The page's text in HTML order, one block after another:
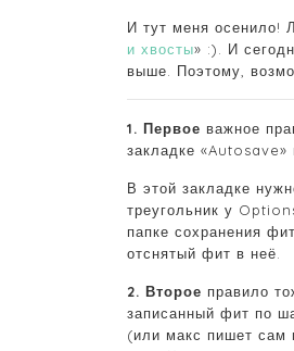
И тут меня осенило!
и хвосты» :). И
выше. Поэтому,
1. Первое важное
закладке
В этой закладке
треугольник у
папке сохранения
отснятый фит в неё.
2. Второе правило
записанный фит по
(или макс пишет сам